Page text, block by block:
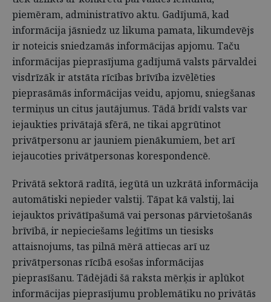
piemēram, administratīvo aktu. Gadījumā, kad
informācija jāsniedz uz likuma pamata, likumdevējs
ir noteicis sniedzamās informācijas apjomu. Taču
informācijas pieprasījuma gadījumā valsts pārvaldei
visdrīzāk ir atstāta rīcības brīvība izvēlēties
pieprasāmās informācijas veidu, apjomu, sniegšanas
termiņus un citus jautājumus. Tādā brīdī valsts var
iejaukties privātajā sfērā, ne tikai apgrūtinot
privātpersonu ar jauniem pienākumiem, bet arī
iejaucoties privātpersonas korespondencē.
Privātā sektorā radītā, iegūtā un uzkrātā informācija
automātiski nepieder valstij. Tāpat kā valstij, lai
iejauktos privātīpašumā vai personas pārvietošanās
brīvībā, ir nepieciešams leģitīms un tiesisks
attaisnojums, tas pilnā mērā attiecas arī uz
privātpersonas rīcībā esošas informācijas
pieprasīšanu. Tādējādi šā raksta mērķis ir aplūkot
informācijas pieprasījumu problemātiku no privātās